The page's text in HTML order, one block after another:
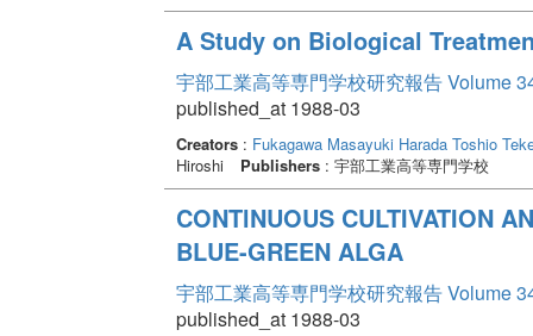
A Study on Biological
宇部工業高等専門学校研究報告 Volume
published_at 1988-03
Creators: Fukagawa Masayuki Harada Toshio
Hiroshi
Publishers: 宇部工業高等専門学校
CONTlNUOUS CULTIVATION
BLUE-GREEN ALGA
宇部工業高等専門学校研究報告 Volume
published_at 1988-03